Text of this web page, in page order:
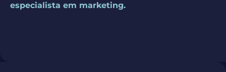
especialista em marketing.